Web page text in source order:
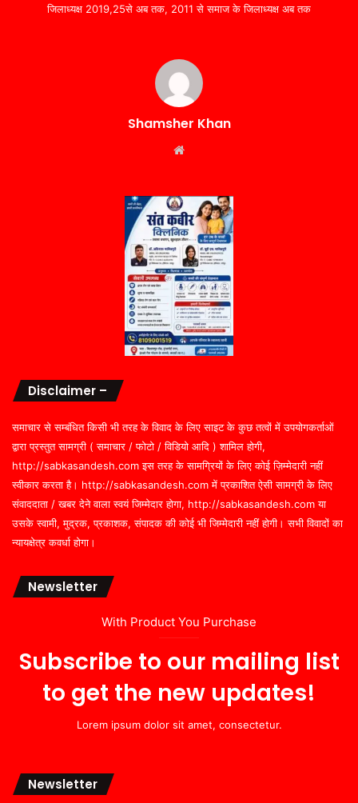
जिलाध्यक्ष 2019,25से अब तक, 2011 से समाज के जिलाध्यक्ष अब तक
Shamsher Khan
Disclaimer –
समाचार से सम्बंधित किसी भी तरह के विवाद के लिए साइट के कुछ तत्वों में उपयोगकर्ताओं
द्वारा प्रस्तुत सामग्री ( समाचार / फोटो / विडियो आदि ) शामिल होगी,
http://sabkasandesh.com इस तरह के सामग्रियों के लिए कोई ज़िम्मेदारी नहीं
स्वीकार करता है। http://sabkasandesh.com में प्रकाशित ऐसी सामग्री के लिए
संवाददाता / खबर देने वाला स्वयं जिम्मेदार होगा, http://sabkasandesh.com या
उसके स्वामी, मुद्रक, प्रकाशक, संपादक की कोई भी जिम्मेदारी नहीं होगी। सभी विवादों का
न्यायक्षेत्र कवर्धा होगा।
Newsletter
With Product You Purchase
Subscribe to our mailing list
to get the new updates!
Lorem ipsum dolor sit amet, consectetur.
Newsletter